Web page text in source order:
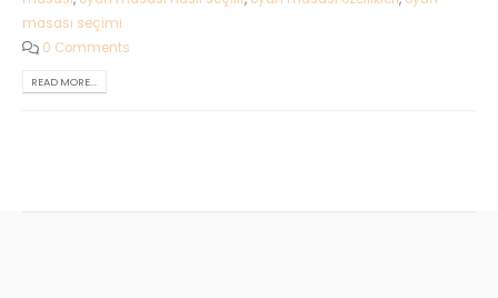
masası seçimi
0 Comments
READ MORE...